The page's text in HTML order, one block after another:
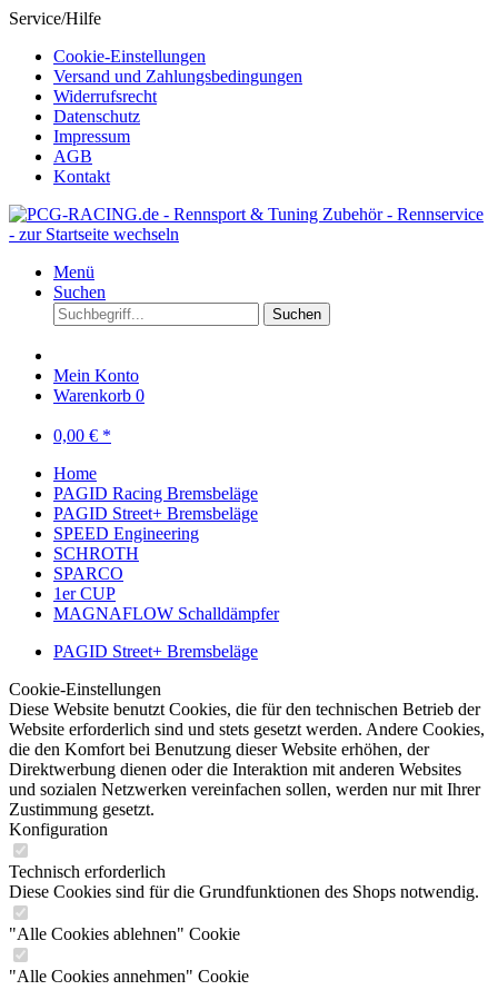
Service/Hilfe
Cookie-Einstellungen
Versand und Zahlungsbedingungen
Widerrufsrecht
Datenschutz
Impressum
AGB
Kontakt
Menü
Suchen
Suchen
Mein Konto
Warenkorb 0
0,00 € *
Home
PAGID Racing Bremsbeläge
PAGID Street+ Bremsbeläge
SPEED Engineering
SCHROTH
SPARCO
1er CUP
MAGNAFLOW Schalldämpfer
PAGID Street+ Bremsbeläge
Cookie-Einstellungen
Diese Website benutzt Cookies, die für den technischen Betrieb der
Website erforderlich sind und stets gesetzt werden. Andere Cookies,
die den Komfort bei Benutzung dieser Website erhöhen, der
Direktwerbung dienen oder die Interaktion mit anderen Websites
und sozialen Netzwerken vereinfachen sollen, werden nur mit Ihrer
Zustimmung gesetzt.
Konfiguration
Technisch erforderlich
Diese Cookies sind für die Grundfunktionen des Shops notwendig.
"Alle Cookies ablehnen" Cookie
"Alle Cookies annehmen" Cookie